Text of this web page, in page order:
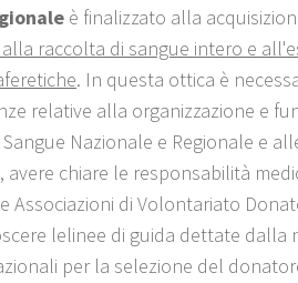
è finalizzato alla
raccolta di sangue intero e
. In questa ottica è
relative alla organizzazione e
Nazionale e Regionale e
avere chiare le responsabilità
Associazioni di Volontariato
lelinee di guida dettate dalla
per la selezione del